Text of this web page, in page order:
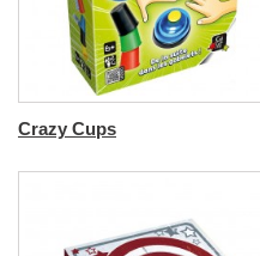
Crazy Cups